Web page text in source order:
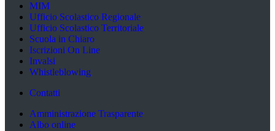
MIM
Ufficio Scolastico Regionale
Ufficio Scolastico Territoriale
Scuola in Chiaro
Iscrizioni On Line
Invalsi
Whistleblowing
Contatti
Amministrazione Trasparente
Albo online